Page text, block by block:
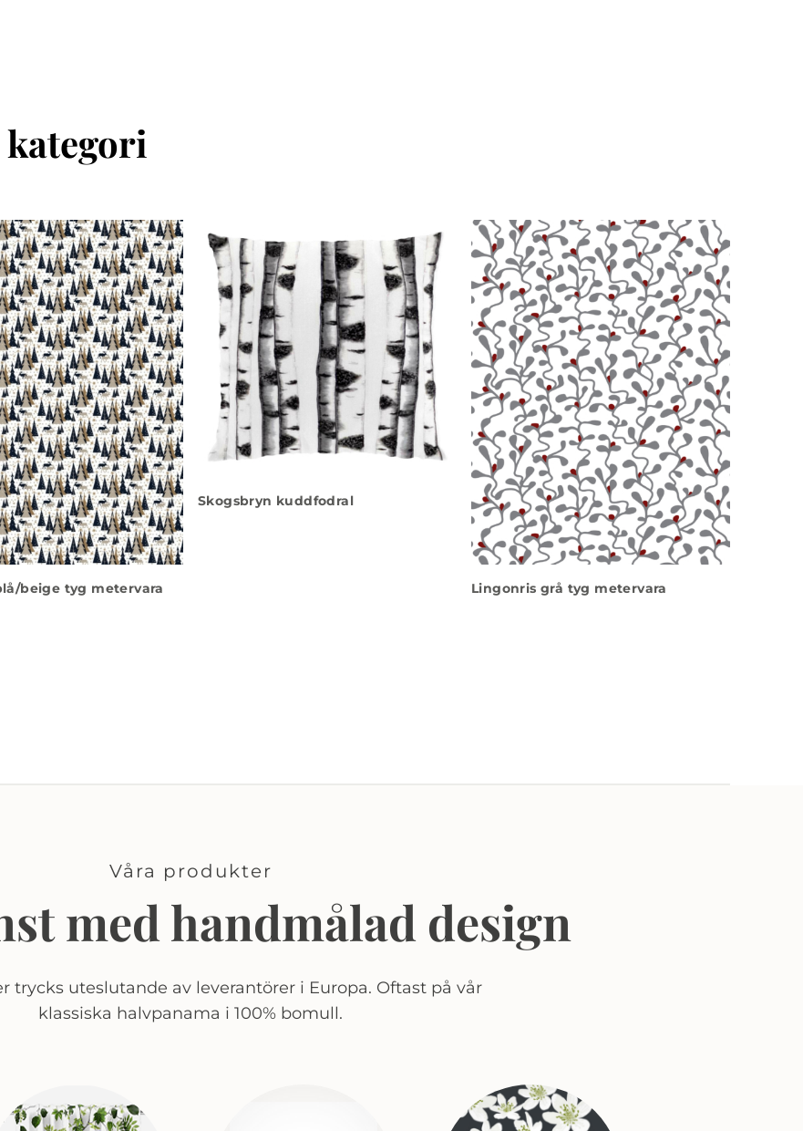
beige tyg metervara
Skogsbryn kuddfodral
Lingonris grå tyg metervara
Våra produkter
med handmålad design
trycks uteslutande av leverantörer i Europa. Oftast på vår
klassiska halvpanama i 100% bomull.